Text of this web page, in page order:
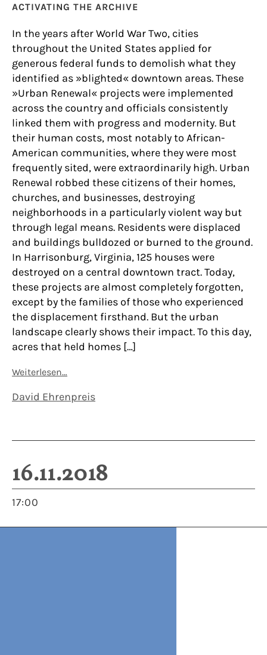
ACTIVATING THE ARCHIVE
In the years after World War Two, cities
throughout the United States applied for
generous federal funds to demolish what they
identified as »blighted« downtown areas. These
»Urban Renewal« projects were implemented
across the country and officials consistently
linked them with progress and modernity. But
their human costs, most notably to African-
American communities, where they were most
frequently sited, were extraordinarily high. Urban
Renewal robbed these citizens of their homes,
churches, and businesses, destroying
neighborhoods in a particularly violent way but
through legal means. Residents were displaced
and buildings bulldozed or burned to the ground.
In Harrisonburg, Virginia, 125 houses were
destroyed on a central downtown tract. Today,
these projects are almost completely forgotten,
except by the families of those who experienced
the displacement firsthand. But the urban
landscape clearly shows their impact. To this day,
acres that held homes […]
Weiterlesen…
David Ehrenpreis
16.11.2018
17:00